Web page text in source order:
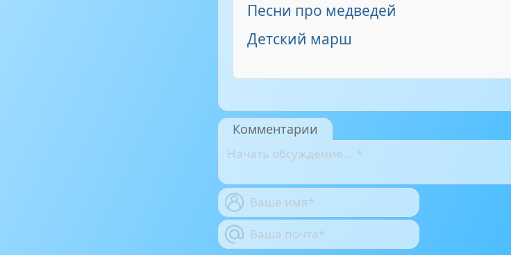
Песни про медведей
Детский марш
Комментарии